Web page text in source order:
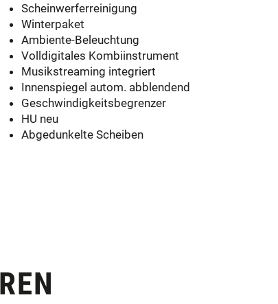
Scheinwerferreinigung
Winterpaket
Ambiente-Beleuchtung
Volldigitales Kombiinstrument
Musikstreaming integriert
Innenspiegel autom. abblendend
Geschwindigkeitsbegrenzer
HU neu
Abgedunkelte Scheiben